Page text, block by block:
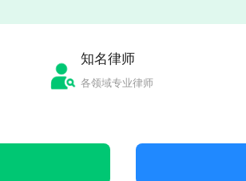
知名律师
各领域专业律师